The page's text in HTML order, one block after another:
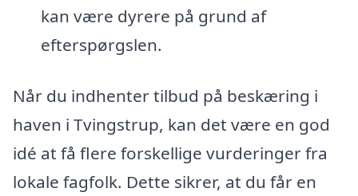
kan være dyrere på grund af
efterspørgslen.
Når du indhenter tilbud på beskæring i
haven i Tvingstrup, kan det være en god
idé at få flere forskellige vurderinger fra
lokale fagfolk. Dette sikrer, at du får en